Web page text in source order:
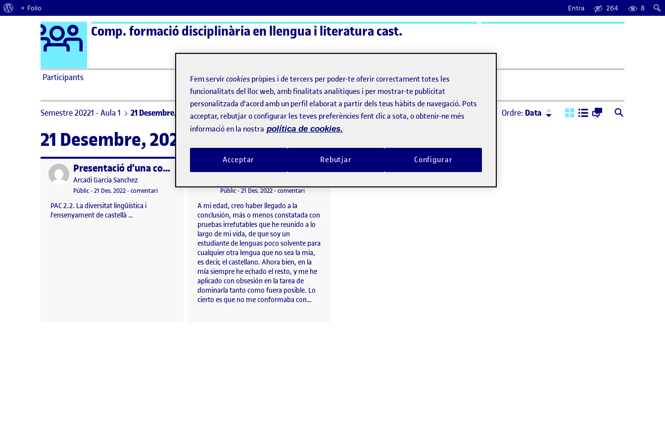
Quant al WordPress
+ Folio Entra 264 8
Saltar al contingut Logo Ágora
Comp. formació disciplinària en llengua i literatura cast.
Participants ActiFolios Ajuda
Semestre 20221 - Aula 1 21 Desembre, 2022 Ordre: Data Ordre: Descendent
21 Desembre, 2022
Publicat per Presentació d’una comunicació oral
Publicat per
Arcadi Garcia Sanchez
Visibilitat:
Públic-Data de publicació
21 Des. 202221 desembre, 2022 11:53 pm
-comentariel Presentació d’una comunicació oral
PAC 2.2. La diversitat lingüística i
l'ensenyament de castellà …
Autobiografía lingüística
Visibilitat:
Públic-Data de publicació
21 Des. 2022-comentariel Autobiografía lingüística
A mi edad, creo haber llegado a la
conclusión, más o menos constatada con
pruebas irrefutables que he reunido a lo
largo de mi vida, de que soy un
estudiante de lenguas poco solvente para
cualquier otra lengua que no sea la mía,
es decir, el castellano. Ahora bien, en la
mía siempre he echado el resto, y me he
aplicado con obsesión en la tarea de
dominarla tanto como fuera posible. Lo
cierto es que no me conformaba con…
Fem servircookies pròpies i de tercers per poder-te oferir correctament totes les
funcionalitats del lloc web, amb finalitats analítiques i per mostrar-te publicitat
personalitzada d'acord amb un perfil elaborat a partir dels teus hàbits de navegació. Pots
acceptar, rebutjar o configurar les teves preferències fent clic a sota, o obtenir-ne més
informació en la nostra política de cookies.
Rebutjar
Acceptar Configurar